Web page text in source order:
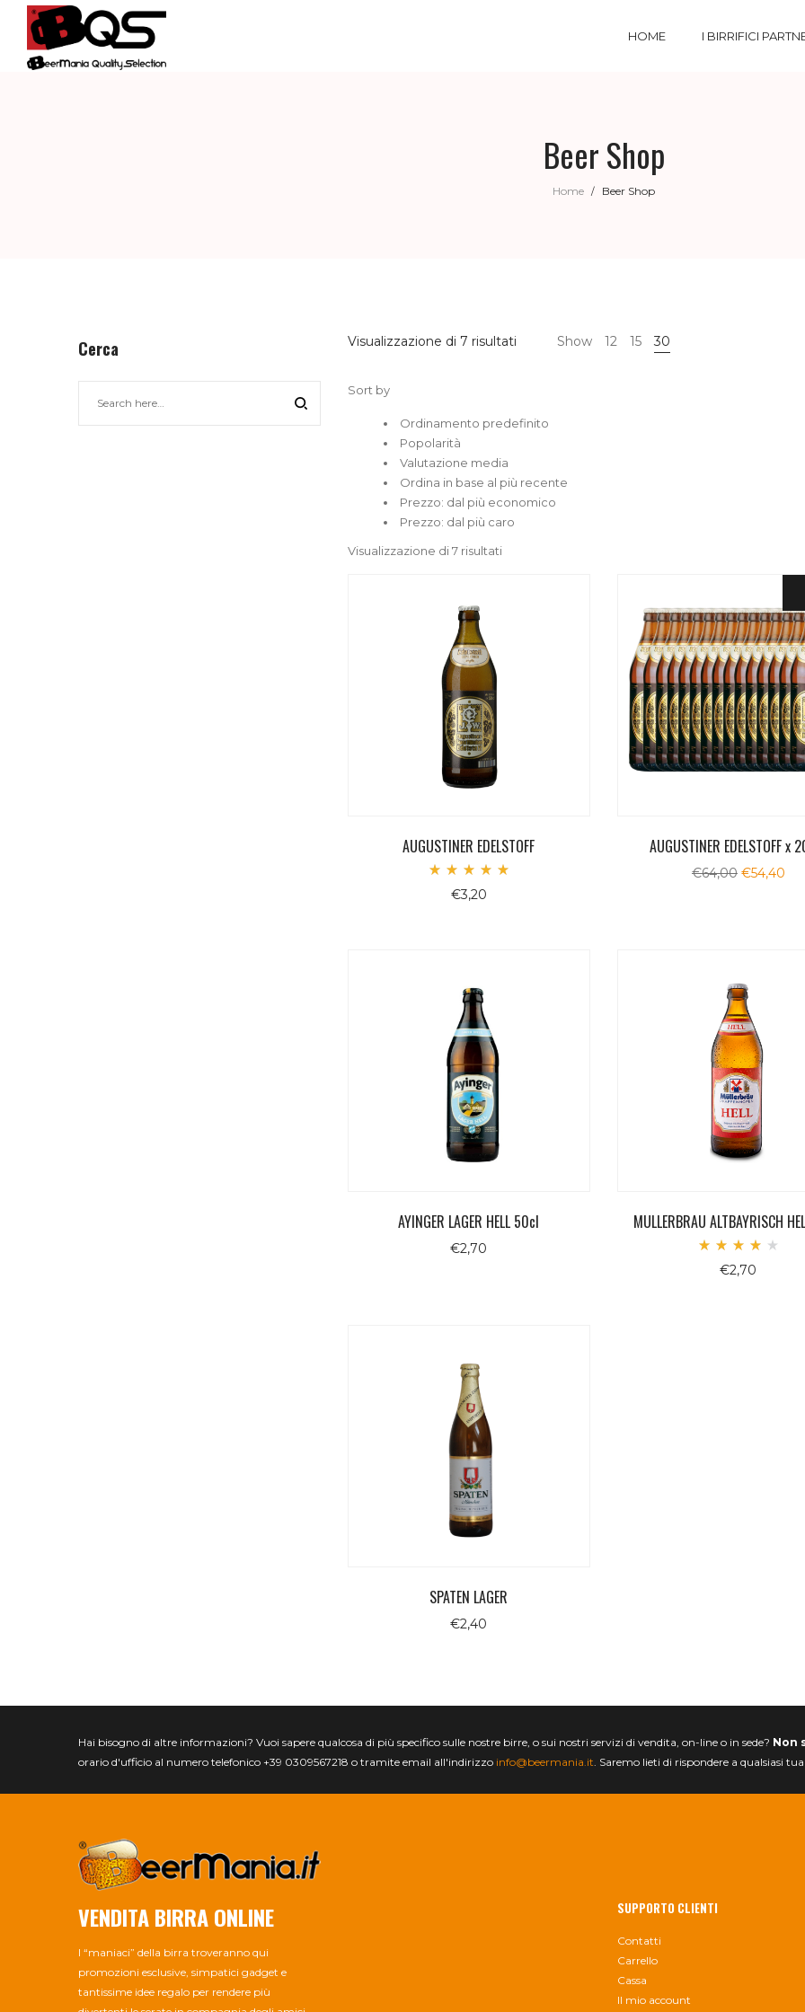
HOME I BIRRIFICI
Beer Shop
Home / Beer Shop
Visualizzazione di 7 risultati Show 12 15 30
Sort by
Ordinamento predefinito
Popolarità
Valutazione media
Ordina in base al più recente
Prezzo: dal più economico
Prezzo: dal più caro
Visualizzazione di 7 risultati
AUGUSTINER EDELSTOFF
5.00
€3,20
AUGUSTINER EDELSTOFF x
€64,00 Il
€54,40Il
AYINGER LAGER HELL 50cl
€2,70
MULLERBRAU ALTBAYRISCH
4.00
€2,70
SPATEN LAGER
€2,40
Cerca
Hai bisogno di altre informazioni? Vuoi sapere qualcosa di più specifico sulle nostre birre, o sui nostri servizi di vendita, on-line o in sede? Non
orario d'ufficio al numero telefonico +39 0309567218 o tramite email all'indirizzo info@beermania.it . Saremo lieti di rispondere a qualsiasi
VENDITA BIRRA ONLINE
I “maniaci” della birra troveranno qui
promozioni esclusive, simpatici gadget e
tantissime idee regalo per rendere più
SUPPORTO CLIENTI
Contatti
Carrello
Cassa
Il mio account